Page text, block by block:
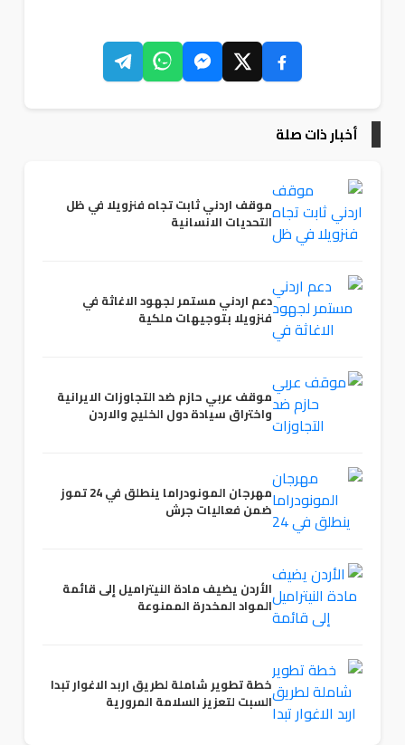
أخبار ذات صلة
موقف اردني ثابت تجاه فنزويلا في ظل
التحديات الانسانية
دعم اردني مستمر لجهود الاغاثة في
فنزويلا بتوجيهات ملكية
موقف عربي حازم ضد التجاوزات الايرانية
واختراق سيادة دول الخليج والاردن
مهرجان المونودراما ينطلق في 24 تموز
ضمن فعاليات جرش
الأردن يضيف مادة النيتراميل إلى قائمة
المواد المخدرة الممنوعة
خطة تطوير شاملة لطريق اربد الاغوار تبدا
السبت لتعزيز السلامة المرورية